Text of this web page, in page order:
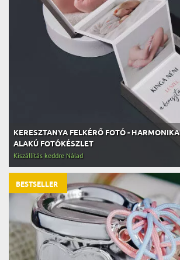
KERESZTANYA FELKÉRŐ FOTÓ - HARMONIKA
ALAKÚ FOTÓKÉSZLET
Kiszállítás keddre Nálad
BESTSELLER